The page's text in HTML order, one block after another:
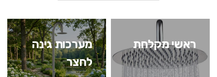
ראשי מקלחת
מערכות גינה
לחצר